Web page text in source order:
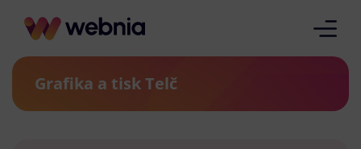
Grafika a tisk Telč